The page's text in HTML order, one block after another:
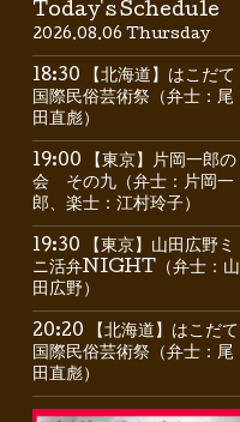
Today's Schedule
2026.08.06 Thursday
18:30 【北海道】はこだて
国際民俗芸術祭（弁士：尾
田直彪）
19:00 【東京】片岡一郎の
会 その九（弁士：片岡一
郎、楽士：江村玲子）
19:30 【東京】山田広野ミ
ニ活弁NIGHT（弁士：山
田広野）
20:20 【北海道】はこだて
国際民俗芸術祭（弁士：尾
田直彪）